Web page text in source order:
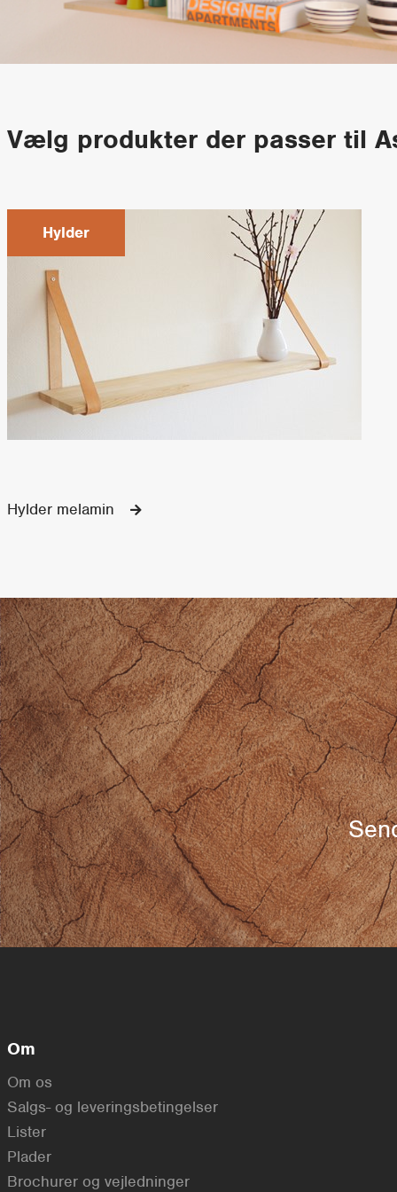
Vælg produkter der passer til
Hylder
Hylder melamin
Om
Om os
Salgs- og leveringsbetingelser
Lister
Plader
Brochurer og vejledninger